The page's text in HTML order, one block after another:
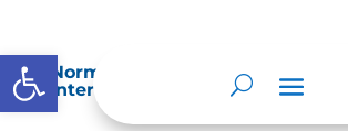
Abrir barra de herramientas
Normatividad especial que les
interés.